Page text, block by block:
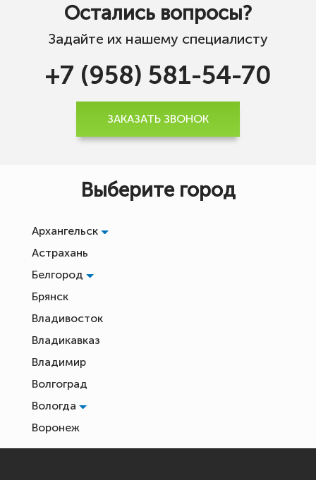
Остались вопросы?
Задайте их нашему специалисту
+7 (958) 581-54-70
ЗАКАЗАТЬ ЗВОНОК
Выберите город
Архангельск
Астрахань
Белгород
Брянск
Владивосток
Владикавказ
Владимир
Волгоград
Вологда
Воронеж
Екатеринбург